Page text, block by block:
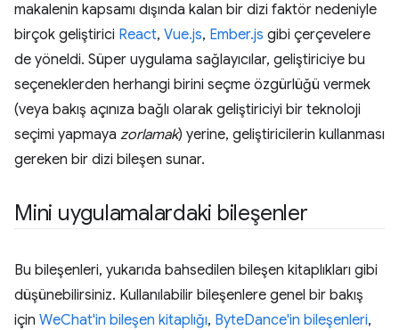
makalenin kapsamı dışında kalan bir dizi faktör nedeniyle
birçok geliştirici React, Vue.js, Ember.js gibi çerçevelere
de yöneldi. Süper uygulama sağlayıcılar, geliştiriciye bu
seçeneklerden herhangi birini seçme özgürlüğü vermek
(veya bakış açınıza bağlı olarak geliştiriciyi bir teknoloji
seçimi yapmaya zorlamak) yerine, geliştiricilerin kullanması
gereken bir dizi bileşen sunar.
Mini uygulamalardaki bileşenler
Bu bileşenleri, yukarıda bahsedilen bileşen kitaplıkları gibi
düşünebilirsiniz. Kullanılabilir bileşenlere genel bir bakış
için WeChat'in bileşen kitaplığı, ByteDance'in bileşenleri,